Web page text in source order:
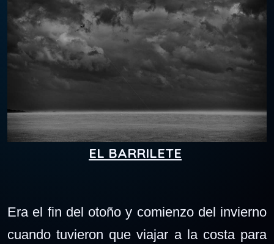
EL BARRILETE
Era el fin del otoño y comienzo del invierno
cuando tuvieron que viajar a la costa para